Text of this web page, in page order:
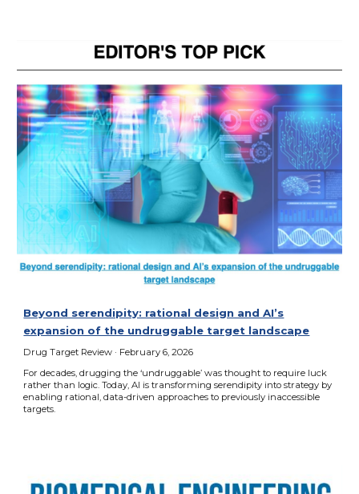
Beyond serendipity: rational design and AI’s
expansion of the undruggable target landscape
Drug Target Review · February 6, 2026
For decades, drugging the ‘undruggable’ was thought to require luck
rather than logic. Today, AI is transforming serendipity into strategy by
enabling rational, data-driven approaches to previously inaccessible
targets.